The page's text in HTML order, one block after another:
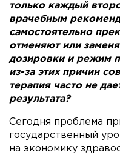
только каждый
врачебным
самостоятельно
отменяют или
дозировки и режим
из-за этих причин
терапия часто не
результата?
Сегодня проблема
государственный
на экономику